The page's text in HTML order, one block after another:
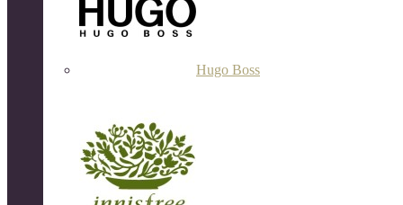
Hugo Boss